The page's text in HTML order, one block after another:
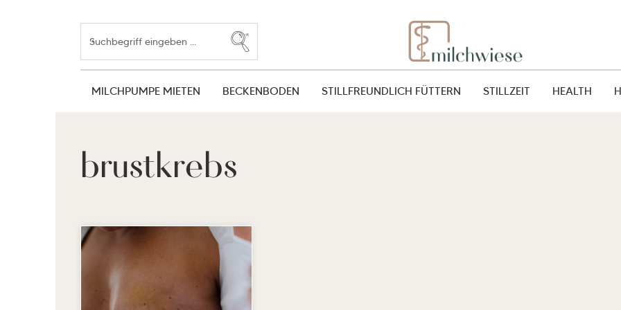
Zur Hauptnavigation springen
MILCHPUMPE MIETEN BECKENBODEN STILLFREUNDLICH FÜTTERN STILLZEIT HEALTH
brustkrebs